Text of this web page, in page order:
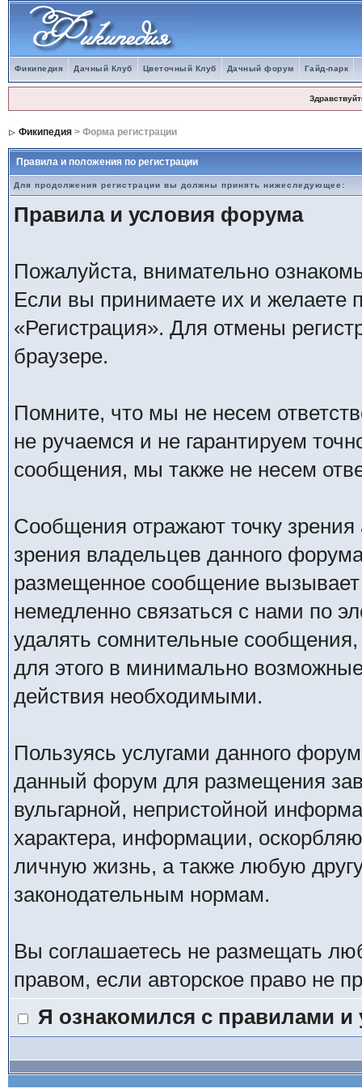
Фикипедия Дачный Клуб Цветочный Клуб Дачный форум Гайд-парк
Фикипедия> Форма регистрации
Правила и положения по регистрации
Для продолжения регистрации вы должны принять нижеследующее:
Правила и условия форума
Пожалуйста, внимательно
Если вы принимаете их и желаете
«Регистрация». Для отмены
браузере.
Помните, что мы не несем
не ручаемся и не гарантируем
сообщения, мы также не несем
Сообщения отражают точку зрения
зрения владельцев данного
размещенное сообщение
немедленно связаться с нами по
удалять сомнительные
для этого в минимально
действия необходимыми.
Пользуясь услугами данного
данный форум для размещения
вульгарной, непристойной
характера, информации,
личную жизнь, а также любую
законодательным нормам.
Вы соглашаетесь не размещать
правом, если авторское право не
Я ознакомился с правилами